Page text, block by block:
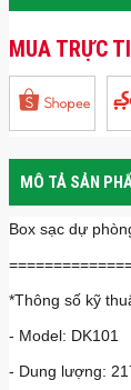
MUA TRỰC
MÔ TẢ SẢN
Box sạc dự
*Thông số kỹ
- Model: DK101
- Dung lượng: